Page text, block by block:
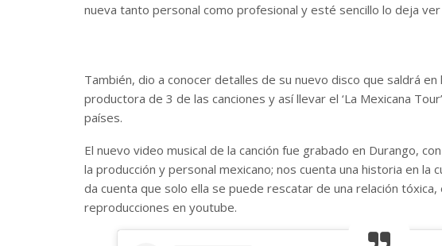
nueva tanto personal como profesional y esté sencillo lo deja
También, dio a conocer detalles de su nuevo disco que saldrá
productora de 3 de las canciones y así llevar el ‘La Mexicana
países.
El nuevo video musical de la canción fue grabado en Durango,
la producción y personal mexicano; nos cuenta una historia en la
da cuenta que solo ella se puede rescatar de una relación
reproducciones en youtube.